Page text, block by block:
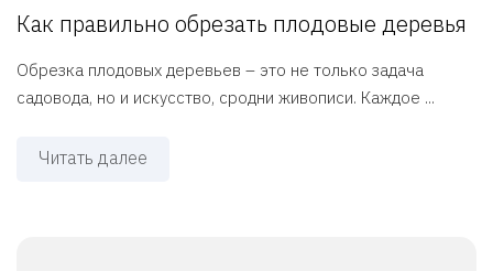
Как правильно обрезать плодовые деревья
Обрезка плодовых деревьев – это не только задача
садовода, но и искусство, сродни живописи. Каждое ...
Читать далее